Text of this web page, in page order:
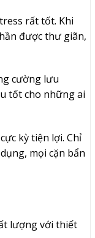
rất tốt. Khi
được thư giãn,
cường lưu
tốt cho những ai
kỳ tiện lợi. Chỉ
mọi cặn bẩn
lượng với thiết